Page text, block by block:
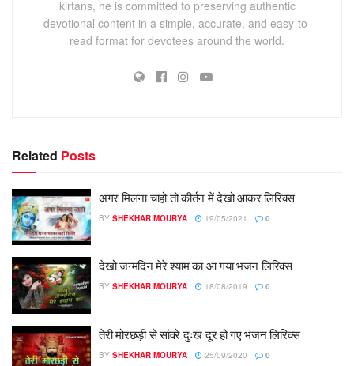
kirtans, he is committed to preserving authentic
devotional content in a simple, accurate, and easy-to-
read format for devotees around the world.
Related Posts
अगर मिलना चाहो तो कीर्तन में देखो आकर लिरिक्स
BY SHEKHAR MOURYA 19/05/2021 0
देखो जन्मदिन मेरे श्याम का आ गया भजन लिरिक्स
BY SHEKHAR MOURYA 18/08/2019 0
तेरी मोरछड़ी से सांवरे दुःख दूर हो गए भजन लिरिक्स
BY SHEKHAR MOURYA 25/09/2020 0